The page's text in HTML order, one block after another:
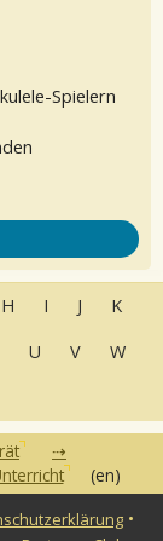
Spielern
H I J
K
U V
W
(en)
•